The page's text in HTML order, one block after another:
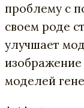
проблему с
своем роде
улучшает
моделей